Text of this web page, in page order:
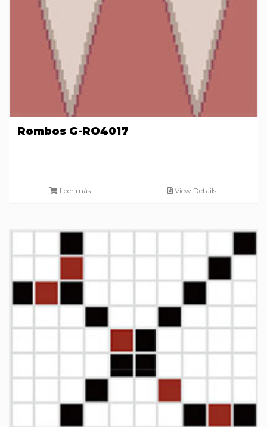
Rombos G-RO4017
Leer más View Details